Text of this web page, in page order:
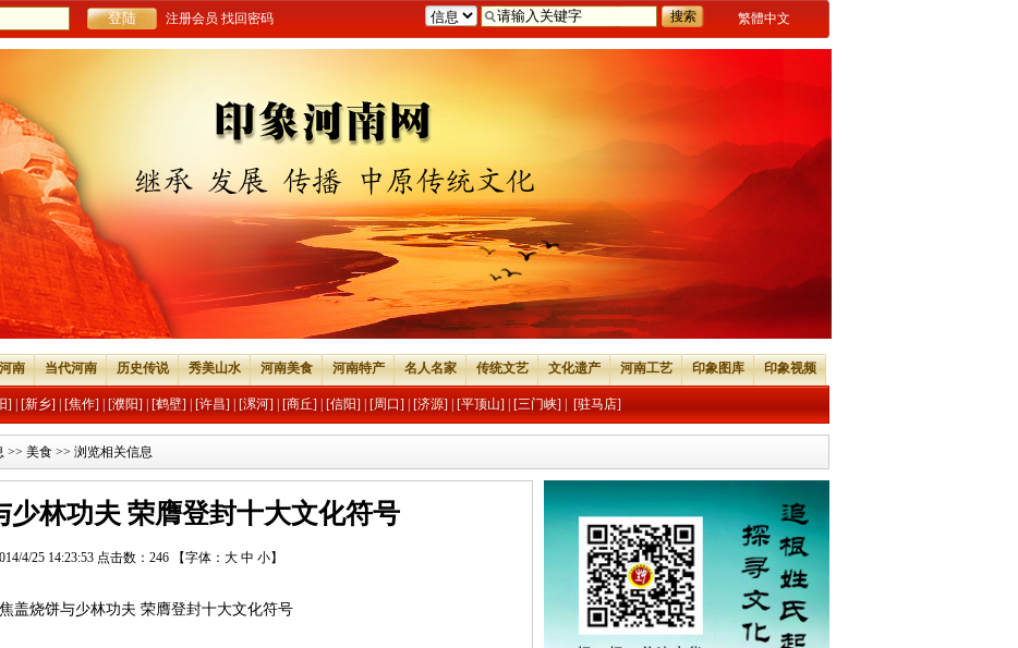
繁體中文
注册会员 找回密码
南 当代河南 历史传说 秀美山水 河南美食 河南特产 名人名家 传统文艺 文化遗产 河南工艺 印象图库 印象视频
] [新乡] [焦作] [濮阳] [鹤壁] [许昌] [漯河] [商丘] [信阳] [周口] [济源] [平顶山] [三门峡] [驻马店]
>> 美食 >> 浏览相关信息
少林功夫 荣膺登封十大文化符号
4/25 14:23:53 点击数： 246 【字体： 大 中 小】